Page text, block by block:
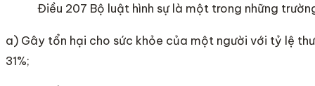
Điều 207 Bộ luật hình sự là một trong những
a) Gây tổn hại cho sức khỏe của một người với tỷ lệ
31%;